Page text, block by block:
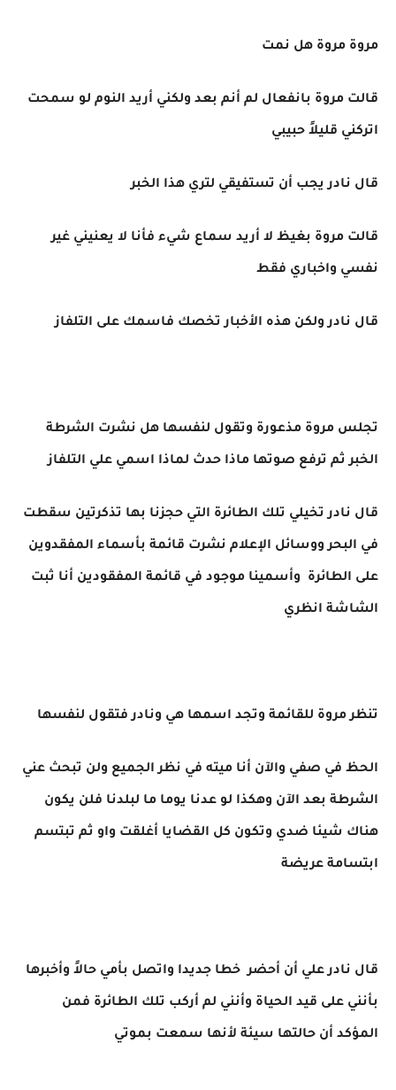
مروة مروة هل نمت
قالت مروة بانفعال لم أنم بعد ولكني أريد النوم لو سمحت
اتركني قليلاً حبيبي
قال نادر يجب أن تستفيقي لتري هذا الخبر
قالت مروة بغيظ لا أريد سماع شيء فأنا لا يعنيني غير
نفسي واخباري فقط
قال نادر ولكن هذه الأخبار تخصك فاسمك على التلفاز
تجلس مروة مذعورة وتقول لنفسها هل نشرت الشرطة
الخبر ثم ترفع صوتها ماذا حدث لماذا اسمي علي التلفاز
قال نادر تخيلي تلك الطائرة التي حجزنا بها تذكرتين سقطت
في البحر ووسائل الإعلام نشرت قائمة بأسماء المفقدوين
على الطائرة وأسمينا موجود في قائمة المفقودين أنا ثبت
الشاشة انظري
تنظر مروة للقائمة وتجد اسمها هي ونادر فتقول لنفسها
الحظ في صفي والآن أنا ميته في نظر الجميع ولن تبحث عني
الشرطة بعد الآن وهكذا لو عدنا يوما ما لبلدنا فلن يكون
هناك شيئا ضدي وتكون كل القضايا أغلقت واو ثم تبتسم
ابتسامة عريضة
قال نادر علي أن أحضر خطا جديدا واتصل بأمي حالاً وأخبرها
بأنني على قيد الحياة وأنني لم أركب تلك الطائرة فمن
المؤكد أن حالتها سيئة لأنها سمعت بموتي